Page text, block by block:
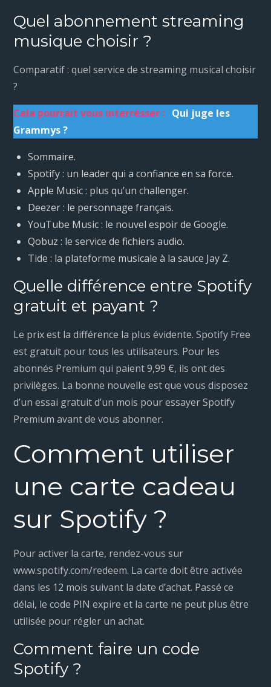
Quel abonnement streaming
musique choisir ?
Comparatif : quel service de streaming musical choisir
?
Cela pourrait vous interrésser : Qui juge les
Grammys ?
Sommaire.
Spotify : un leader qui a confiance en sa force.
Apple Music : plus qu’un challenger.
Deezer : le personnage français.
YouTube Music : le nouvel espoir de Google.
Qobuz : le service de fichiers audio.
Tide : la plateforme musicale à la sauce Jay Z.
Quelle différence entre Spotify
gratuit et payant ?
Le prix est la différence la plus évidente. Spotify Free
est gratuit pour tous les utilisateurs. Pour les
abonnés Premium qui paient 9,99 €, ils ont des
privilèges. La bonne nouvelle est que vous disposez
d’un essai gratuit d’un mois pour essayer Spotify
Premium avant de vous abonner.
Comment utiliser
une carte cadeau
sur Spotify ?
Pour activer la carte, rendez-vous sur
www.spotify.com/redeem. La carte doit être activée
dans les 12 mois suivant la date d’achat. Passé ce
délai, le code PIN expire et la carte ne peut plus être
utilisée pour régler un achat.
Comment faire un code
Spotify ?